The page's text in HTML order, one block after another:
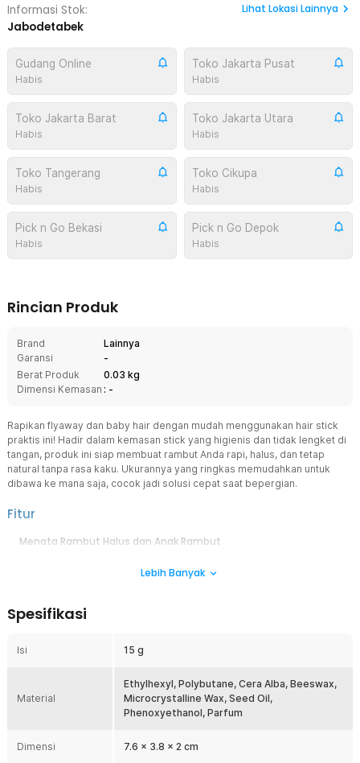
Informasi Stok:
Jabodetabek
Lihat Lokasi Lainnya
Gudang Online
Habis
Toko Jakarta Pusat
Habis
Toko Jakarta Barat
Habis
Toko Jakarta Utara
Habis
Toko Tangerang
Habis
Toko Cikupa
Habis
Pick n Go Bekasi
Habis
Pick n Go Depok
Habis
Rincian Produk
Brand
Lainnya
Garansi
-
Berat Produk
0.03 kg
Dimensi Kemasan : -
Rapikan flyaway dan baby hair dengan mudah menggunakan hair stick
praktis ini! Hadir dalam kemasan stick yang higienis dan tidak lengket di
tangan, produk ini siap membuat rambut Anda rapi, halus, dan tetap
natural tanpa rasa kaku. Ukurannya yang ringkas memudahkan untuk
dibawa ke mana saja, cocok jadi solusi cepat saat bepergian.
Fitur
Menata Rambut Halus dan Anak Rambut
dan anak rambut yang sering membuat penampilan terlihat
Tidak Lengket di Tangan
lengket, produk ini hadir dengan kemasan stick yang praktis. Anda
menyentuh produk dengan tangan, sehingga tetap higienis dan
nyaman digunakan.
Tersedia dalam Berbagai Varian Wangi
pilihan aroma yang menyegarkan. Anda bisa memilih varian wangi
Lebih Banyak
Spesifikasi
Isi 15 g
Material
Ethylhexyl, Polybutane, Cera Alba, Beeswax,
Microcrystalline Wax, Seed Oil,
Phenoxyethanol, Parfum
Dimensi 7.6 x 3.8 x 2 cm